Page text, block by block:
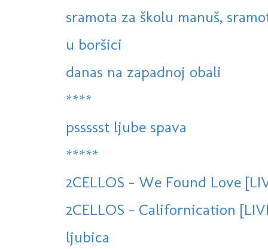
sramota za školu manuš,
u boršici
danas na zapadnoj obali
****
pssssst ljube spava
*****
2CELLOS - We Found Love
2CELLOS - Californication
ljubica